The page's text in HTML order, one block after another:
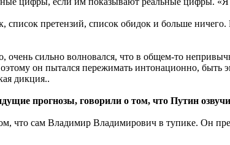
список претензий, список обидок и больше
сильно волновался, что в общем-то
он пытался пережимать интонационно,
дикция..
прогнозы, говорили о том, что Путин
сам Владимир Владимирович в тупике. Он